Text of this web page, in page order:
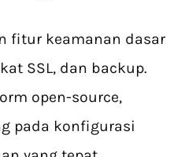
fitur keamanan dasar
SSL, dan backup.
open-source,
pada konfigurasi